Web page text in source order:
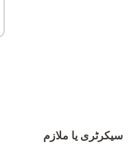
سیکرٹری یا ملازم